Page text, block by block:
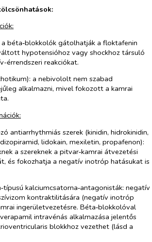
a béta‑blokkolók gátolhatják a floktafenin
hypotensióhoz vagy shockhoz társuló
érrendszeri reakciókat.
a nebivololt nem szabad
alkalmazni, mivel fokozott a kamrai
antiarrhythmiás szerek (kinidin, hidrokinidin,
lidokain, mexiletin, propafenon):
a szereknek a pitvar‑kamrai átvezetési
és fokozhatja a negatív inotróp hatásukat is
kalciumcsatorna‑antagonisták: negatív
kontraktilitására (negatív inotróp
ingerületvezetésre. Béta‑blokkolóval
intravénás alkalmazása jelentős
blokkhoz vezethet (lásd a